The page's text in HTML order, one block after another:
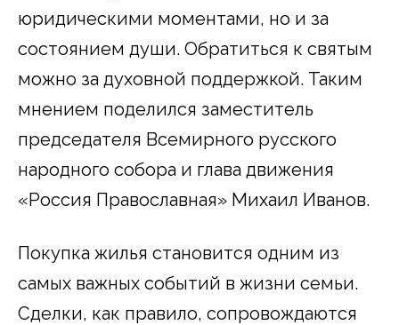
юридическими моментами, но и за
состоянием души. Обратиться к святым
можно за духовной поддержкой. Таким
мнением поделился заместитель
председателя Всемирного русского
народного собора и глава движения
«Россия Православная» Михаил Иванов.
Покупка жилья становится одним из
самых важных событий в жизни семьи.
Сделки, как правило, сопровождаются